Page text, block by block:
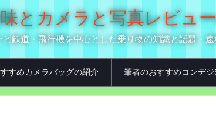
とカメラと写真レビュ
鉄道・飛行機を中心とした乗り物の知識と話題・速
すめカメラバッグの紹介 筆者のおすすめコンデジ